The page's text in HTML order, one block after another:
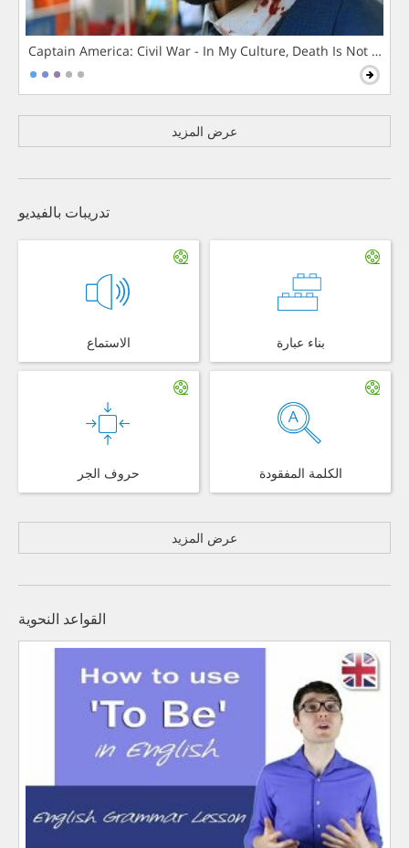
Captain America: Civil War - In My Culture, Death Is Not The
عرض المزيد
تدريبات بالفيديو
الاستماع بناء عبارة
حروف الجر الكلمة المفقودة
عرض المزيد
القواعد النحوية